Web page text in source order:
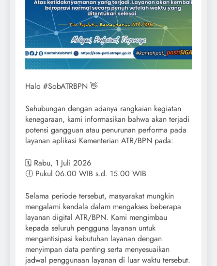
Halo #SobATRBPN 👋
Sehubungan dengan adanya rangkaian kegiatan
kenegaraan, kami informasikan bahwa akan terjadi
potensi gangguan atau penurunan performa pada
layanan aplikasi Kementerian ATR/BPN pada:
🗓️ Rabu, 1 Juli 2026
🕕 Pukul 06.00 WIB s.d. 15.00 WIB
Selama periode tersebut, masyarakat mungkin
mengalami kendala dalam mengakses beberapa
layanan digital ATR/BPN. Kami mengimbau
kepada seluruh pengguna layanan untuk
mengantisipasi kebutuhan layanan dengan
menyimpan data penting serta menyesuaikan
jadwal penggunaan layanan di luar waktu tersebut.